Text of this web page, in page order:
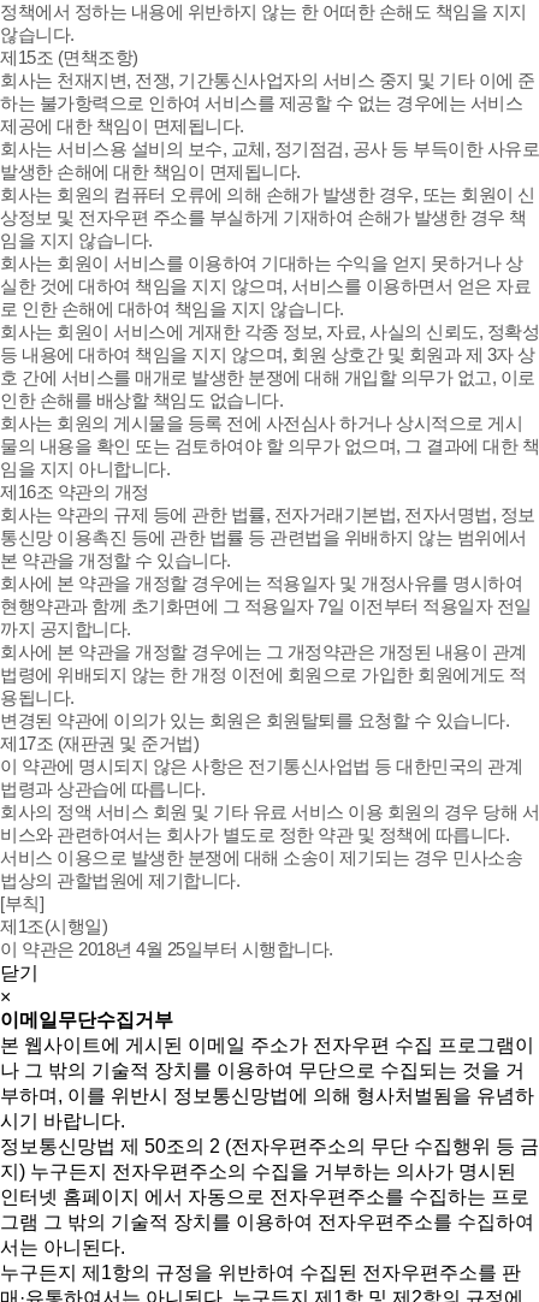
정책에서 정하는 내용에 위반하지 않는 한 어떠한 손해도 책임을 지지
않습니다.
제15조 (면책조항)
회사는 천재지변, 전쟁, 기간통신사업자의 서비스 중지 및 기타 이에 준
하는 불가항력으로 인하여 서비스를 제공할 수 없는 경우에는 서비스
제공에 대한 책임이 면제됩니다.
회사는 서비스용 설비의 보수, 교체, 정기점검, 공사 등 부득이한 사유로
발생한 손해에 대한 책임이 면제됩니다.
회사는 회원의 컴퓨터 오류에 의해 손해가 발생한 경우, 또는 회원이 신
상정보 및 전자우편 주소를 부실하게 기재하여 손해가 발생한 경우 책
임을 지지 않습니다.
회사는 회원이 서비스를 이용하여 기대하는 수익을 얻지 못하거나 상
실한 것에 대하여 책임을 지지 않으며, 서비스를 이용하면서 얻은 자료
로 인한 손해에 대하여 책임을 지지 않습니다.
회사는 회원이 서비스에 게재한 각종 정보, 자료, 사실의 신뢰도, 정확성
등 내용에 대하여 책임을 지지 않으며, 회원 상호간 및 회원과 제 3자 상
호 간에 서비스를 매개로 발생한 분쟁에 대해 개입할 의무가 없고, 이로
인한 손해를 배상할 책임도 없습니다.
회사는 회원의 게시물을 등록 전에 사전심사 하거나 상시적으로 게시
물의 내용을 확인 또는 검토하여야 할 의무가 없으며, 그 결과에 대한 책
임을 지지 아니합니다.
제16조 약관의 개정
회사는 약관의 규제 등에 관한 법률, 전자거래기본법, 전자서명법, 정보
통신망 이용촉진 등에 관한 법률 등 관련법을 위배하지 않는 범위에서
본 약관을 개정할 수 있습니다.
회사에 본 약관을 개정할 경우에는 적용일자 및 개정사유를 명시하여
현행약관과 함께 초기화면에 그 적용일자 7일 이전부터 적용일자 전일
까지 공지합니다.
회사에 본 약관을 개정할 경우에는 그 개정약관은 개정된 내용이 관계
법령에 위배되지 않는 한 개정 이전에 회원으로 가입한 회원에게도 적
용됩니다.
변경된 약관에 이의가 있는 회원은 회원탈퇴를 요청할 수 있습니다.
제17조 (재판권 및 준거법)
이 약관에 명시되지 않은 사항은 전기통신사업법 등 대한민국의 관계
법령과 상관습에 따릅니다.
회사의 정액 서비스 회원 및 기타 유료 서비스 이용 회원의 경우 당해 서
비스와 관련하여서는 회사가 별도로 정한 약관 및 정책에 따릅니다.
서비스 이용으로 발생한 분쟁에 대해 소송이 제기되는 경우 민사소송
법상의 관할법원에 제기합니다.
[부칙]
제1조(시행일)
이 약관은 2018년 4월 25일부터 시행합니다.
닫기
×
이메일무단수집거부
본 웹사이트에 게시된 이메일 주소가 전자우편 수집 프로그램이
나 그 밖의 기술적 장치를 이용하여 무단으로 수집되는 것을 거
부하며, 이를 위반시 정보통신망법에 의해 형사처벌됨을 유념하
시기 바랍니다.
정보통신망법 제 50조의 2 (전자우편주소의 무단 수집행위 등 금
지) 누구든지 전자우편주소의 수집을 거부하는 의사가 명시된
인터넷 홈페이지 에서 자동으로 전자우편주소를 수집하는 프로
그램 그 밖의 기술적 장치를 이용하여 전자우편주소를 수집하여
서는 아니된다.
누구든지 제1항의 규정을 위반하여 수집된 전자우편주소를 판
매·유통하여서는 아니된다. 누구든지 제1항 및 제2항의 규정에